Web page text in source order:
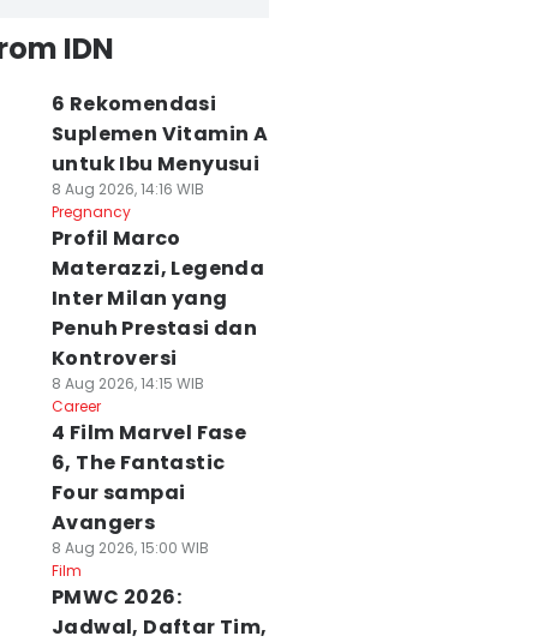
IDN
6 Rekomendasi
Suplemen Vitamin A
untuk Ibu Menyusui
8 Aug 2026, 14:16 WIB
Pregnancy
Profil Marco
Materazzi, Legenda
Inter Milan yang
Penuh Prestasi dan
Kontroversi
8 Aug 2026, 14:15 WIB
Career
4 Film Marvel Fase
6, The Fantastic
Four sampai
Avangers
8 Aug 2026, 15:00 WIB
Film
PMWC 2026:
Jadwal, Daftar Tim,